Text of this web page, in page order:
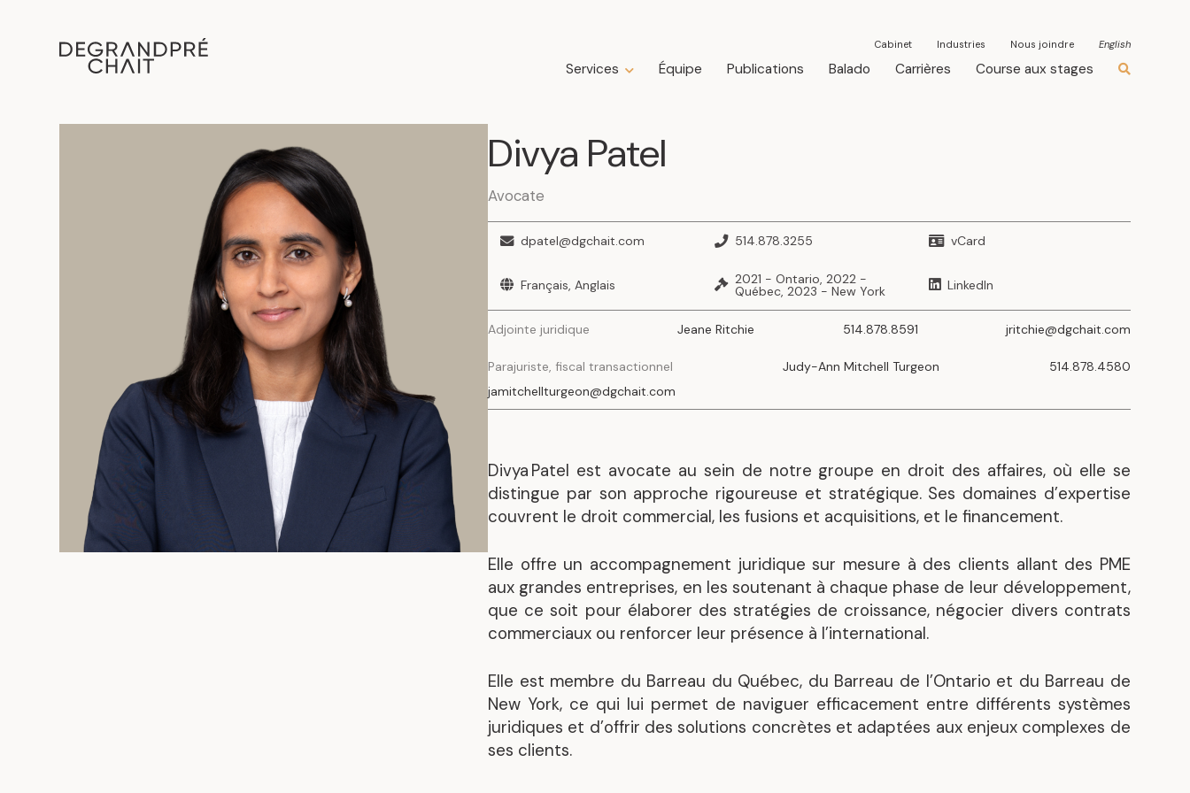
Cabinet Industries Nous joindre English
Services Équipe Publications Balado Carrières Course aux stages
Droit de la construction
Droit de la famille
Droit immobilier
Droit successoral
Insolvabilité, restructuration, faillite et
liquidation
Mandats représentatifs
Divya Patel
Avocate
dpatel@dgchait.com 514.878.3255 vCard
Français, Anglais 2021 - Ontario, 2022 -
Québec, 2023 - New York LinkedIn
Adjointe juridique Jeane Ritchie 514.878.8591 jritchie@dgchait.com
Parajuriste, fiscal transactionnel Judy-Ann Mitchell Turgeon
514.878.4580
jamitchellturgeon@dgchait.com
Divya Patel est avocate au sein de notre groupe en droit des affaires, où elle se
distingue par son approche rigoureuse et stratégique. Ses domaines d’expertise
couvrent le droit commercial, les fusions et acquisitions, et le financement.
Elle offre un accompagnement juridique sur mesure à des clients allant des PME
aux grandes entreprises, en les soutenant à chaque phase de leur développement,
que ce soit pour élaborer des stratégies de croissance, négocier divers contrats
commerciaux ou renforcer leur présence à l’international.
Elle est membre du Barreau du Québec, du Barreau de l’Ontario et du Barreau de
New York, ce qui lui permet de naviguer efficacement entre différents systèmes
juridiques et d’offrir des solutions concrètes et adaptées aux enjeux complexes de
ses clients.
.